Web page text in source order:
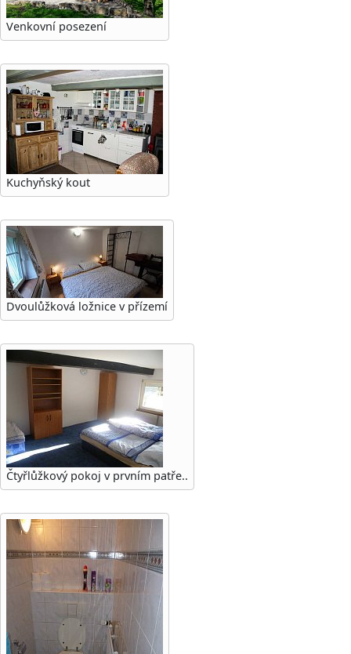
Venkovní posezení
Kuchyňský kout
Dvoulůžková ložnice v přízemí
Čtyřlůžkový pokoj v prvním patře..